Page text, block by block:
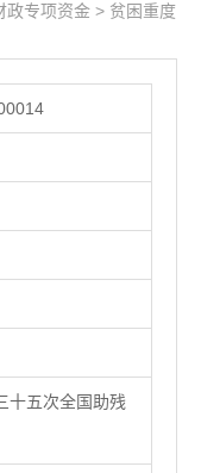
政专项资金 > 贫困重度
十五次全国助残